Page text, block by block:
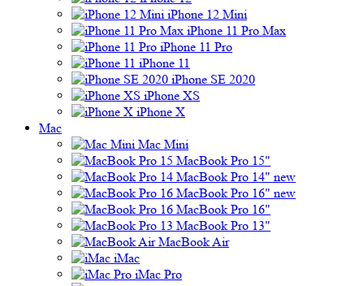
iPhone 12 Mini
iPhone 11 Pro Max
iPhone 11 Pro
iPhone 11
iPhone SE 2020
iPhone XS
iPhone X
Mac
Mac Mini
MacBook Pro 15"
MacBook Pro 14" new
MacBook Pro 16" new
MacBook Pro 16"
MacBook Pro 13"
MacBook Air
iMac
iMac Pro